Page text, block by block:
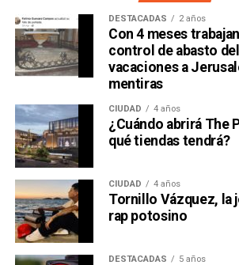
DESTACADAS 2 años
Con 4 meses
control de abasto
vacaciones a
mentiras
CIUDAD 4 años
¿Cuándo abrirá The
qué tiendas tendrá?
CIUDAD 4 años
Tornillo Vázquez, la
rap potosino
DESTACADAS 5 años